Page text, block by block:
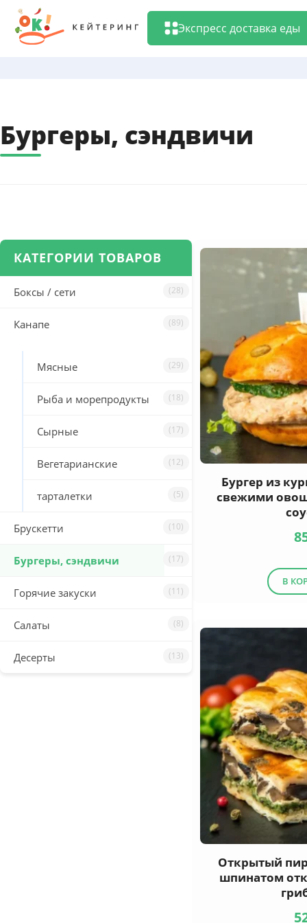
Перейти
содержанию
Экспресс доставка еды
Бургеры, сэндвичи
КАТЕГОРИИ ТОВАРОВ
Боксы / сети (28)
Канапе (89)
Мясные (29)
Рыба и морепродукты (18)
Сырные (17)
Вегетарианские (12)
тарталетки (5)
Брускетти (10)
Бургеры, сэндвичи (17)
Горячие закуски (11)
Салаты (8)
Десерты (13)
Бургер из
свежими
В
Открытый
шпинатом